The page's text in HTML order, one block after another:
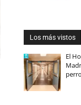
Los más vistos
El